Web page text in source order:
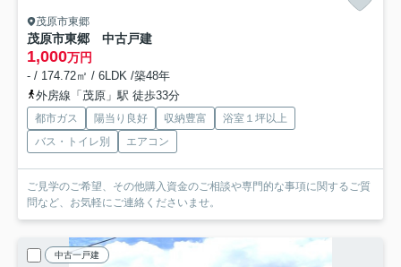
茂原市東郷
茂原市東郷 中古戸建
1,000万円
- / 174.72㎡ / 6LDK /築48年
外房線「茂原」駅 徒歩33分
都市ガス 陽当り良好 収納豊富
浴室１坪以上
バス・トイレ別
エアコン
ご見学のご希望、その他購入資金のご相談や専門的な事項に関するご質
問など、お気軽にご連絡くださいませ。
中古一戸建